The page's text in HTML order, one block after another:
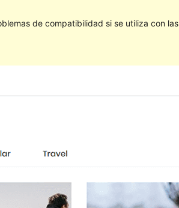
de compatibilidad si se utiliza con las
activas